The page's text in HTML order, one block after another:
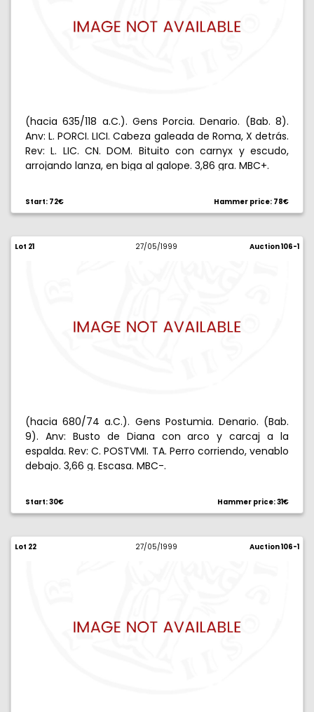
(hacia 635/118 a.C.). Gens Porcia. Denario. (Bab. 8).
Anv: L. PORCI. LICI. Cabeza galeada de Roma, X detrás.
Rev: L. LIC. CN. DOM. Bituito con carnyx y escudo,
arrojando lanza, en biga al galope. 3,86 gra. MBC+.
Start: 72€ Hammer price: 78€
Lot 21 27/05/1999 Auction 106-1
(hacia 680/74 a.C.). Gens Postumia. Denario. (Bab.
9). Anv: Busto de Diana con arco y carcaj a la
espalda. Rev: C. POSTVMI. TA. Perro corriendo, venablo
debajo. 3,66 g. Escasa. MBC-.
Start: 30€ Hammer price: 31€
Lot 22 27/05/1999 Auction 106-1